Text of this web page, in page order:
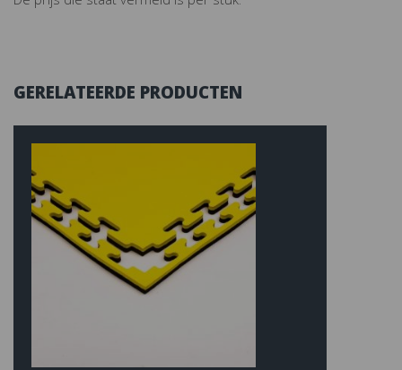
GERELATEERDE PRODUCTEN